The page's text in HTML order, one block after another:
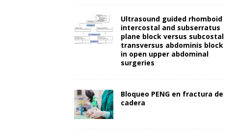
Ultrasound guided rhomboid
intercostal and subserratus
plane block versus subcostal
transversus abdominis block
in open upper abdominal
surgeries
Bloqueo PENG en fractura de
cadera